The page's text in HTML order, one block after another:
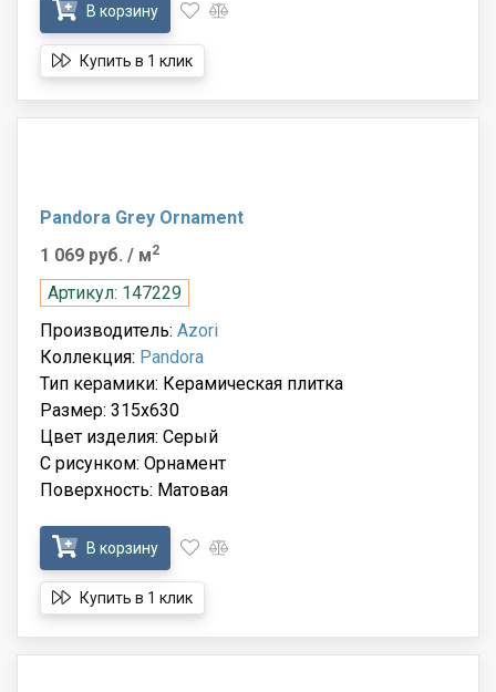
В корзину
Купить в 1 клик
Pandora Grey Ornament
1 069 руб. / м2
Артикул: 147229
Производитель: Azori
Коллекция: Pandora
Тип керамики: Керамическая плитка
Размер: 315x630
Цвет изделия: Серый
С рисунком: Орнамент
Поверхность: Матовая
В корзину
Купить в 1 клик